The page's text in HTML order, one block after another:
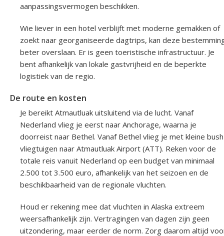
aanpassingsvermogen beschikken.
Wie liever in een hotel verblijft met moderne gemakken of
zoekt naar georganiseerde dagtrips, kan deze
beter overslaan. Er is geen toeristische infrastructuur. Je
bent afhankelijk van lokale gastvrijheid en de beperkte
logistiek van de regio.
De route en kosten
Je bereikt Atmautluak uitsluitend via de lucht. Vanaf
Nederland vlieg je eerst naar Anchorage, waarna je
doorreist naar Bethel. Vanaf Bethel vlieg je met kleine
vliegtuigen naar Atmautluak Airport (ATT). Reken voor de
totale reis vanuit Nederland op een budget van minimaal
2.500 tot 3.500 euro, afhankelijk van het seizoen en de
beschikbaarheid van de regionale vluchten.
Houd er rekening mee dat vluchten in Alaska extreem
weersafhankelijk zijn. Vertragingen van dagen zijn geen
uitzondering, maar eerder de norm. Zorg daarom altijd